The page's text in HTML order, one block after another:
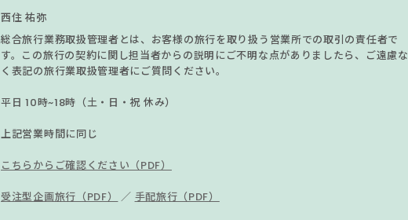
⻄住 祐弥
総合旅⾏業務取扱管理者とは、お客様の旅⾏を取り扱う営業所での取引の責任者で
す。この旅⾏の契約に関し担当者からの説明にご不明な点がありましたら、ご遠慮な
く表記の旅⾏業取扱管理者にご質問ください。
平⽇ 10時~18時（⼟・⽇・祝 休み）
上記営業時間に同じ
こちらからご確認ください（PDF）
受注型企画旅行（PDF） ／ 手配旅行（PDF）